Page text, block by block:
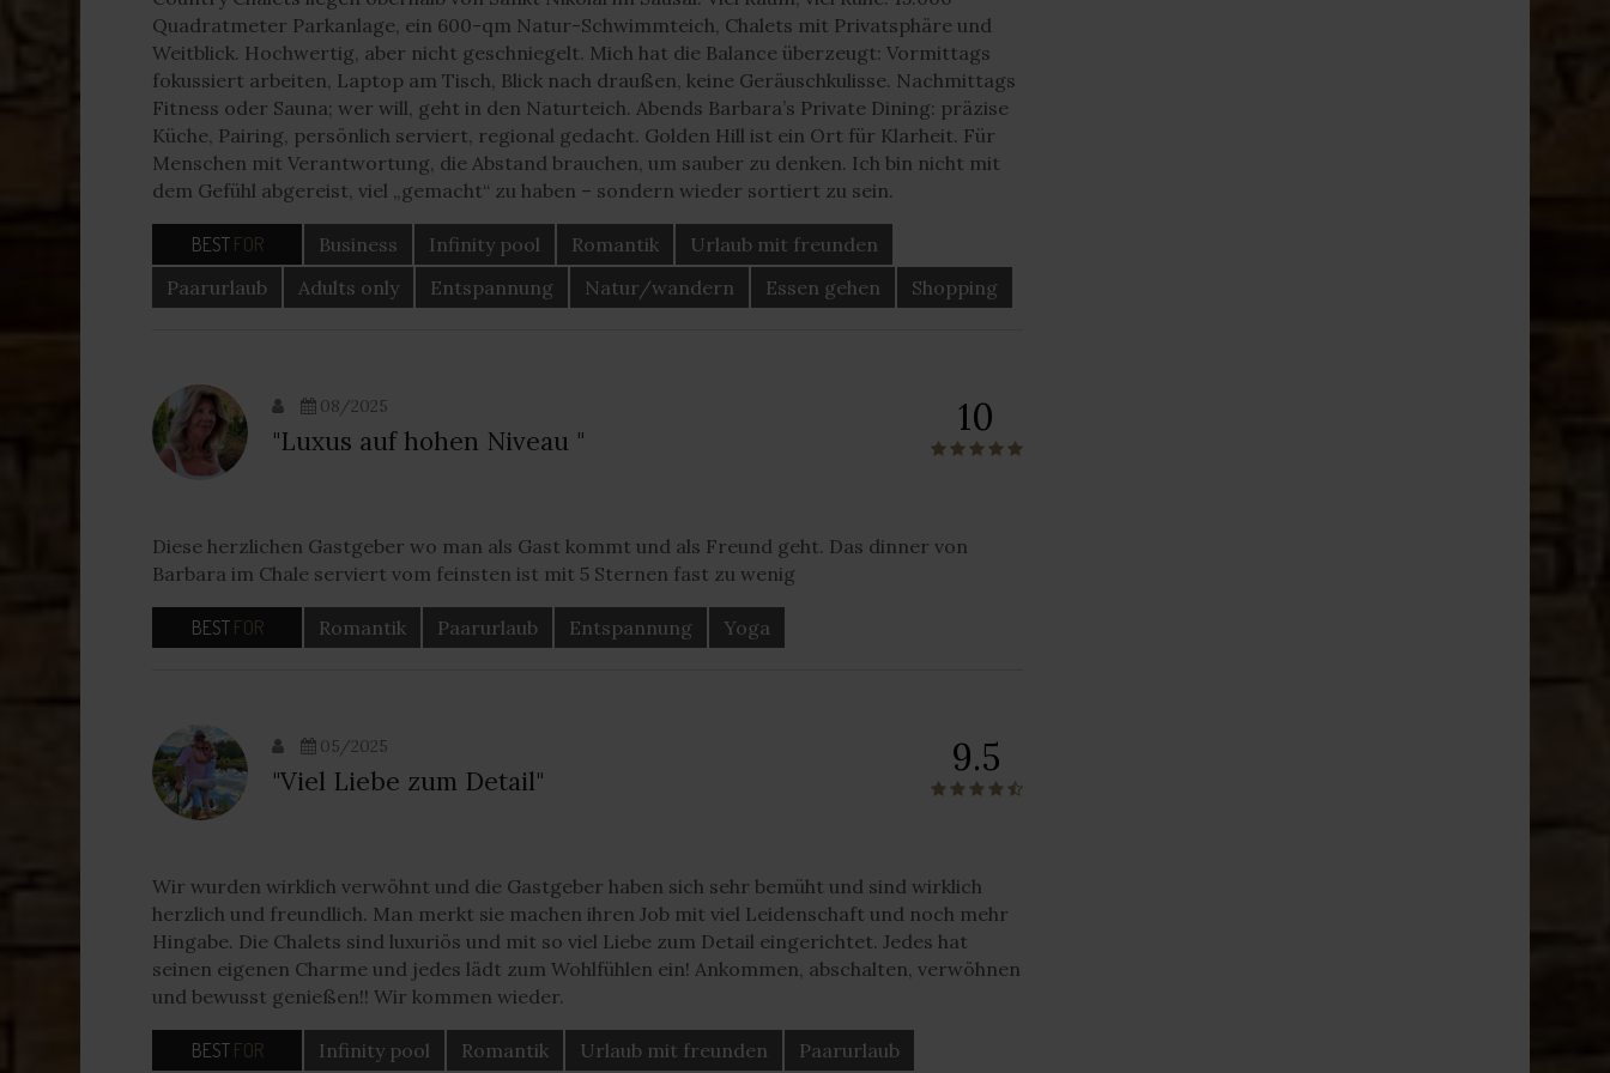
Quadratmeter Parkanlage, ein 600-qm Natur-Schwimmteich, Chalets mit Privatsphäre und
Weitblick. Hochwertig, aber nicht geschniegelt. Mich hat die Balance überzeugt: Vormittags
fokussiert arbeiten, Laptop am Tisch, Blick nach draußen, keine Geräuschkulisse. Nachmittags
Fitness oder Sauna; wer will, geht in den Naturteich. Abends Barbara’s Private Dining: präzise
Küche, Pairing, persönlich serviert, regional gedacht. Golden Hill ist ein Ort für Klarheit. Für
Menschen mit Verantwortung, die Abstand brauchen, um sauber zu denken. Ich bin nicht mit
dem Gefühl abgereist, viel „gemacht“ zu haben – sondern wieder sortiert zu sein.
BEST FOR Business Infinity pool Romantik
Urlaub mit freunden
Paarurlaub
Adults only Entspannung Natur/wandern Essen gehen Shopping
08/2025
"Luxus auf hohen Niveau "
10
Diese herzlichen Gastgeber wo man als Gast kommt und als Freund geht. Das dinner von
Barbara im Chale serviert vom feinsten ist mit 5 Sternen fast zu wenig
BEST FOR Romantik Paarurlaub Entspannung Yoga
05/2025
"Viel Liebe zum Detail"
9.5
Wir wurden wirklich verwöhnt und die Gastgeber haben sich sehr bemüht und sind wirklich
herzlich und freundlich. Man merkt sie machen ihren Job mit viel Leidenschaft und noch mehr
Hingabe. Die Chalets sind luxuriös und mit so viel Liebe zum Detail eingerichtet. Jedes hat
seinen eigenen Charme und jedes lädt zum Wohlfühlen ein! Ankommen, abschalten, verwöhnen
und bewusst genießen!! Wir kommen wieder.
BEST FOR Infinity pool Romantik Urlaub mit freunden Paarurlaub